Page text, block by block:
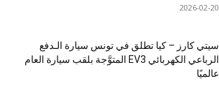
2026-02-20
سيتي كارز – كيا تطلق في تونس سيارة الـدفع
الرباعي الكهربائي EV3 المتوَّجة بلقب سيارة العام
عالميًا